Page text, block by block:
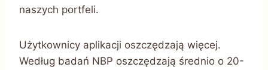
naszych portfeli.
Użytkownicy aplikacji oszczędzają więcej.
Według badań NBP oszczędzają średnio o 20-